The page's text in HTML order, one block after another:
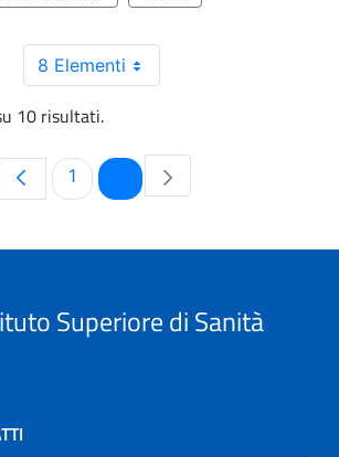
8 Elementi
10 risultati.
Pagina
1 Pagina
Superiore di Sanità